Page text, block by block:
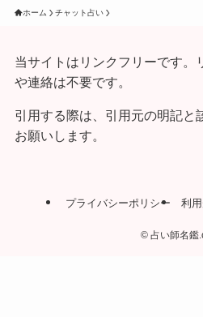
ホーム チャット占い
当サイトはリンクフリーです。
や連絡は不要です。
引用する際は、引用元の明記と
お願いします。
プライバシーポリシー 利
©占い師名鑑